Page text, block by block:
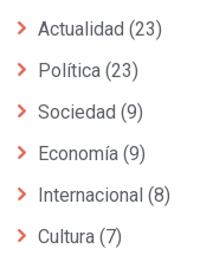
Actualidad (23)
Política (23)
Sociedad (9)
Economía (9)
Internacional (8)
Cultura (7)